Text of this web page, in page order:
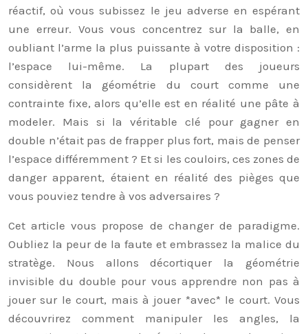
réactif, où vous subissez le jeu adverse en espérant
une erreur. Vous vous concentrez sur la balle, en
oubliant l’arme la plus puissante à votre disposition :
l’espace lui-même. La plupart des joueurs
considèrent la géométrie du court comme une
contrainte fixe, alors qu’elle est en réalité une pâte à
modeler. Mais si la véritable clé pour gagner en
double n’était pas de frapper plus fort, mais de penser
l’espace différemment ? Et si les couloirs, ces zones de
danger apparent, étaient en réalité des pièges que
vous pouviez tendre à vos adversaires ?
Cet article vous propose de changer de paradigme.
Oubliez la peur de la faute et embrassez la malice du
stratège. Nous allons décortiquer la géométrie
invisible du double pour vous apprendre non pas à
jouer sur le court, mais à jouer *avec* le court. Vous
découvrirez comment manipuler les angles, la